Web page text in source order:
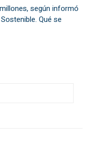
según informó
Qué se